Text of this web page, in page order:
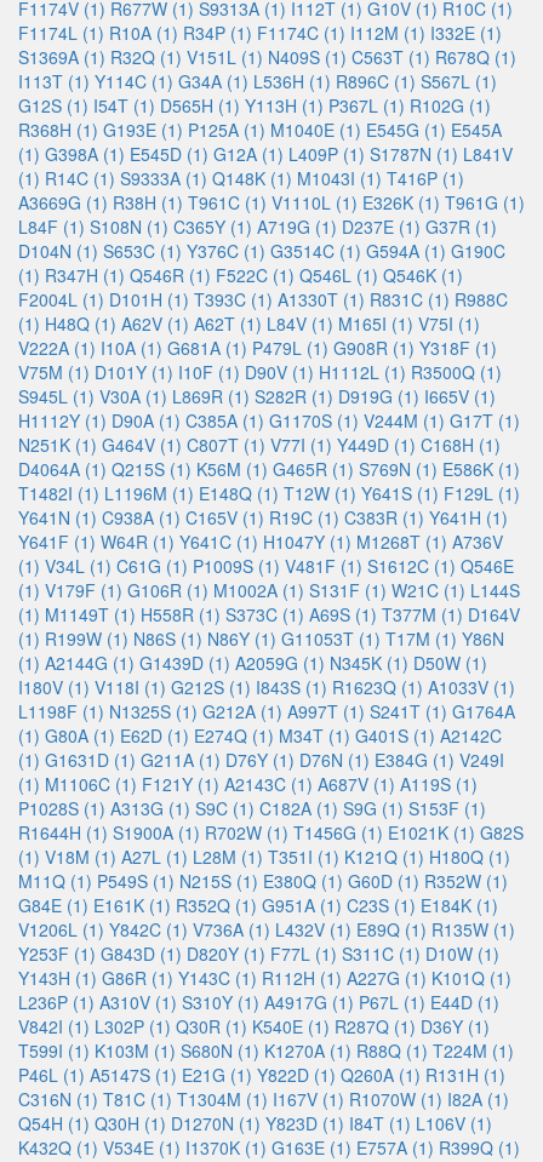
F1174V (1) R677W (1) S9313A (1) I112T (1) G10V (1) R10C (1)
F1174L (1) R10A (1) R34P (1) F1174C (1) I112M (1) I332E (1)
S1369A (1) R32Q (1) V151L (1) N409S (1) C563T (1) R678Q (1)
I113T (1) Y114C (1) G34A (1) L536H (1) R896C (1) S567L (1)
G12S (1) I54T (1) D565H (1) Y113H (1) P367L (1) R102G (1)
R368H (1) G193E (1) P125A (1) M1040E (1) E545G (1) E545A
(1) G398A (1) E545D (1) G12A (1) L409P (1) S1787N (1) L841V
(1) R14C (1) S9333A (1) Q148K (1) M1043I (1) T416P (1)
A3669G (1) R38H (1) T961C (1) V1110L (1) E326K (1) T961G (1)
L84F (1) S108N (1) C365Y (1) A719G (1) D237E (1) G37R (1)
D104N (1) S653C (1) Y376C (1) G3514C (1) G594A (1) G190C
(1) R347H (1) Q546R (1) F522C (1) Q546L (1) Q546K (1)
F2004L (1) D101H (1) T393C (1) A1330T (1) R831C (1) R988C
(1) H48Q (1) A62V (1) A62T (1) L84V (1) M165I (1) V75I (1)
V222A (1) I10A (1) G681A (1) P479L (1) G908R (1) Y318F (1)
V75M (1) D101Y (1) I10F (1) D90V (1) H1112L (1) R3500Q (1)
S945L (1) V30A (1) L869R (1) S282R (1) D919G (1) I665V (1)
H1112Y (1) D90A (1) C385A (1) G1170S (1) V244M (1) G17T (1)
N251K (1) G464V (1) C807T (1) V77I (1) Y449D (1) C168H (1)
D4064A (1) Q215S (1) K56M (1) G465R (1) S769N (1) E586K (1)
T1482I (1) L1196M (1) E148Q (1) T12W (1) Y641S (1) F129L (1)
Y641N (1) C938A (1) C165V (1) R19C (1) C383R (1) Y641H (1)
Y641F (1) W64R (1) Y641C (1) H1047Y (1) M1268T (1) A736V
(1) V34L (1) C61G (1) P1009S (1) V481F (1) S1612C (1) Q546E
(1) V179F (1) G106R (1) M1002A (1) S131F (1) W21C (1) L144S
(1) M1149T (1) H558R (1) S373C (1) A69S (1) T377M (1) D164V
(1) R199W (1) N86S (1) N86Y (1) G11053T (1) T17M (1) Y86N
(1) A2144G (1) G1439D (1) A2059G (1) N345K (1) D50W (1)
I180V (1) V118I (1) G212S (1) I843S (1) R1623Q (1) A1033V (1)
L1198F (1) N1325S (1) G212A (1) A997T (1) S241T (1) G1764A
(1) G80A (1) E62D (1) E274Q (1) M34T (1) G401S (1) A2142C
(1) G1631D (1) G211A (1) D76Y (1) D76N (1) E384G (1) V249I
(1) M1106C (1) F121Y (1) A2143C (1) A687V (1) A119S (1)
P1028S (1) A313G (1) S9C (1) C182A (1) S9G (1) S153F (1)
R1644H (1) S1900A (1) R702W (1) T1456G (1) E1021K (1) G82S
(1) V18M (1) A27L (1) L28M (1) T351I (1) K121Q (1) H180Q (1)
M11Q (1) P549S (1) N215S (1) E380Q (1) G60D (1) R352W (1)
G84E (1) E161K (1) R352Q (1) G951A (1) C23S (1) E184K (1)
V1206L (1) Y842C (1) V736A (1) L432V (1) E89Q (1) R135W (1)
Y253F (1) G843D (1) D820Y (1) F77L (1) S311C (1) D10W (1)
Y143H (1) G86R (1) Y143C (1) R112H (1) A227G (1) K101Q (1)
L236P (1) A310V (1) S310Y (1) A4917G (1) P67L (1) E44D (1)
V842I (1) L302P (1) Q30R (1) K540E (1) R287Q (1) D36Y (1)
T599I (1) K103M (1) S680N (1) K1270A (1) R88Q (1) T224M (1)
P46L (1) A5147S (1) E21G (1) Y822D (1) Q260A (1) R131H (1)
C316N (1) T81C (1) T1304M (1) I167V (1) R1070W (1) I82A (1)
Q54H (1) Q30H (1) D1270N (1) Y823D (1) I84T (1) L106V (1)
K432Q (1) V534E (1) I1370K (1) G163E (1) E757A (1) R399Q (1)